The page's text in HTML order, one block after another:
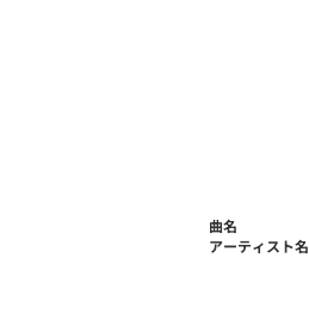
曲名
アーティスト名